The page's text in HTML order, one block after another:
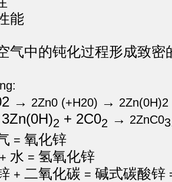
能
气中的钝化过程形成致密
→ 2Zn0 (+H20) → 2Zn(0H)2
2 + 2C02 → 2ZnC0
= 氧化锌
+ 水 = 氢氧化锌
+ 二氧化碳 = 碱式碳酸锌